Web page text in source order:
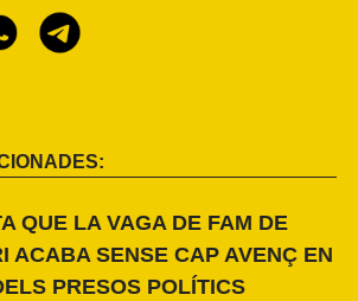
QUE LA VAGA DE FAM DE
ACABA SENSE CAP AVENÇ EN
PRESOS POLÍTICS